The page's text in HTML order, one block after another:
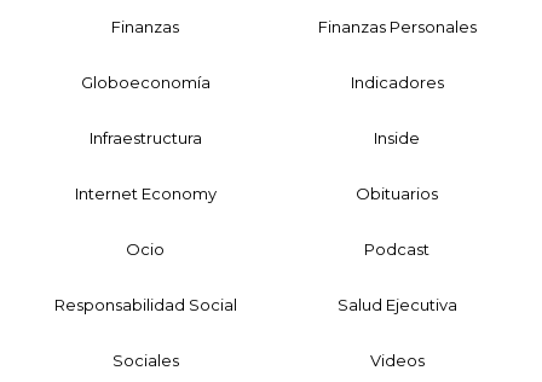
Finanzas Finanzas Personales
Globoeconomía Indicadores
Infraestructura Inside
Internet Economy Obituarios
Ocio Podcast
Responsabilidad Social Salud Ejecutiva
Sociales Videos